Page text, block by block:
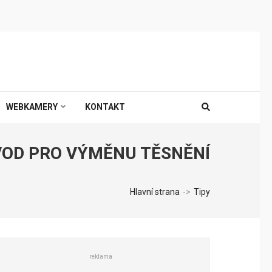
WEBKAMERY KONTAKT
PRO VÝMĚNU TĚSNĚNÍ
Hlavní strana -> Tipy
reklama